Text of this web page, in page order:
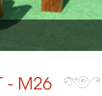
- M26